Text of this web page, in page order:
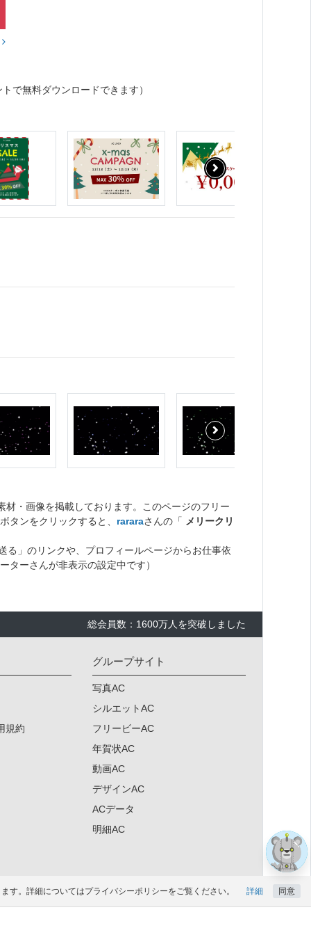
す。詳細についてはプライバシーポリシーをご覧ください。 詳細 同意
トで無料ダウンロードできます）
・画像を掲載しております。このページのフリー
タンをクリックすると、 rararaさんの「 メリークリ
る」のリンクや、プロフィールページからお仕事依
ターさんが非表示の設定中です）
総会員数：1600万人を突破しました
規約
グループサイト
写真AC
シルエットAC
フリービーAC
年賀状AC
動画AC
デザインAC
ACデータ
明細AC